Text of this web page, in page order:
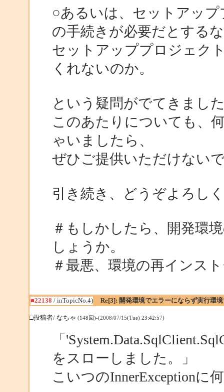
○あるいは、セットアッ
の手続きが必要だとする
セットアッププロジェク
くれないのか。
という疑問がでてきまし
このあたりについても、
ゃいましたら、
ぜひご提供いただけない
引き続き、どうぞよろし
＃もしかしたら、開発環
しょうか。
＃最悪、環境の再インス
■22138 / inTopicNo.4) Re[3]: 開発環境でエラーにならず実行環
□投稿者/ なちゃ (148回)-(2008/07/15(Tue) 23:42:57)
「
をスローしました。」
こいつのInnerExceptionに